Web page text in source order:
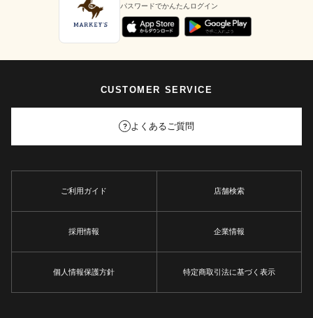
パスワードでかんたんログイン
CUSTOMER SERVICE
? よくあるご質問
ご利用ガイド 店舗検索
採用情報 企業情報
個人情報保護方針 特定商取引法に基づく表示